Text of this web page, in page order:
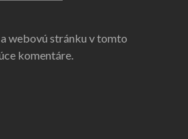
webovú stránku v tomto
komentáre.